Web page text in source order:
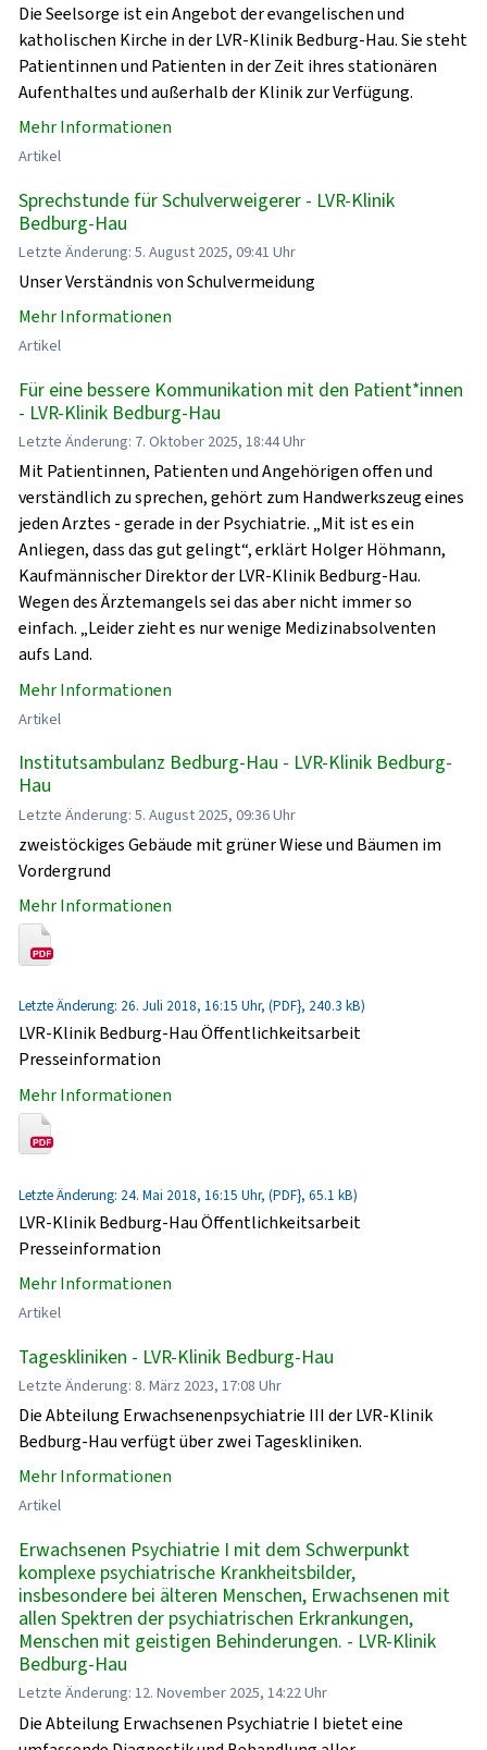
Die Seelsorge ist ein Angebot der evangelischen und
katholischen Kirche in der LVR-Klinik Bedburg-Hau. Sie steht
Patientinnen und Patienten in der Zeit ihres stationären
Aufenthaltes und außerhalb der Klinik zur Verfügung.
Mehr Informationen
Artikel
Sprechstunde für Schulverweigerer - LVR-Klinik
Bedburg-Hau
Letzte Änderung: 5. August 2025, 09:41 Uhr
Unser Verständnis von Schulvermeidung
Mehr Informationen
Artikel
Für eine bessere Kommunikation mit den Patient*innen
- LVR-Klinik Bedburg-Hau
Letzte Änderung: 7. Oktober 2025, 18:44 Uhr
Mit Patientinnen, Patienten und Angehörigen offen und
verständlich zu sprechen, gehört zum Handwerkszeug eines
jeden Arztes - gerade in der Psychiatrie. „Mit ist es ein
Anliegen, dass das gut gelingt“, erklärt Holger Höhmann,
Kaufmännischer Direktor der LVR-Klinik Bedburg-Hau.
Wegen des Ärztemangels sei das aber nicht immer so
einfach. „Leider zieht es nur wenige Medizinabsolventen
aufs Land.
Mehr Informationen
Artikel
Institutsambulanz Bedburg-Hau - LVR-Klinik Bedburg-
Hau
Letzte Änderung: 5. August 2025, 09:36 Uhr
zweistöckiges Gebäude mit grüner Wiese und Bäumen im
Vordergrund
Mehr Informationen
Letzte Änderung: 26. Juli 2018, 16:15 Uhr, (PDF}, 240.3 kB)
LVR-Klinik Bedburg-Hau Öffentlichkeitsarbeit
Presseinformation
Mehr Informationen
Letzte Änderung: 24. Mai 2018, 16:15 Uhr, (PDF}, 65.1 kB)
LVR-Klinik Bedburg-Hau Öffentlichkeitsarbeit
Presseinformation
Mehr Informationen
Artikel
Tageskliniken - LVR-Klinik Bedburg-Hau
Letzte Änderung: 8. März 2023, 17:08 Uhr
Die Abteilung Erwachsenenpsychiatrie III der LVR-Klinik
Bedburg-Hau verfügt über zwei Tageskliniken.
Mehr Informationen
Artikel
Erwachsenen Psychiatrie I mit dem Schwerpunkt
komplexe psychiatrische Krankheitsbilder,
insbesondere bei älteren Menschen, Erwachsenen mit
allen Spektren der psychiatrischen Erkrankungen,
Menschen mit geistigen Behinderungen. - LVR-Klinik
Bedburg-Hau
Letzte Änderung: 12. November 2025, 14:22 Uhr
Die Abteilung Erwachsenen Psychiatrie I bietet eine